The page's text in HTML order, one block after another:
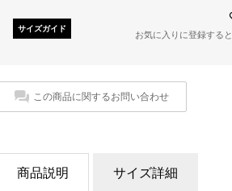
サイズガイド
お気に入りに登録すると
この商品に関するお問い合わせ
商品説明 サイズ詳細